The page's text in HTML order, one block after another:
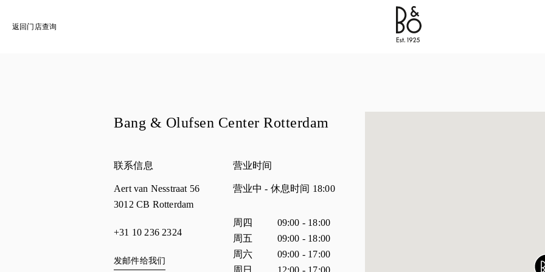
返回门店查询
Bang & Olufsen - Exist to Create
Bang & Olufsen Center Rotterdam
联系信息
Aert van Nesstraat 56
3012 CB Rotterdam
+31 10 236 2324
发邮件给我们
营业时间
营业中- 休息时间 18:00
星期 营业时间
周四 09:00 - 18:00
周五
09:00 - 18:00
周六
09:00 - 17:00
周日
12:00 - 17:00